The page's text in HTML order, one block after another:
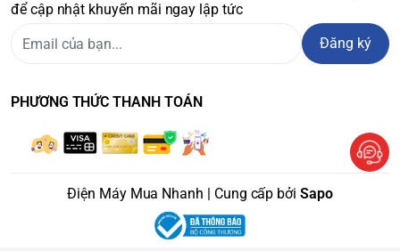
để cập nhật khuyến mãi ngay lập tức
Đăng ký
PHƯƠNG THỨC THANH TOÁN
Điện Máy Mua Nhanh | Cung cấp bởiSapo